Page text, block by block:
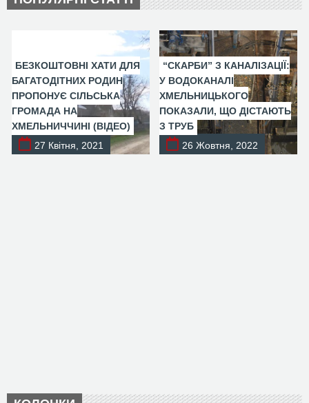
БЕЗКОШТОВНІ ХАТИ ДЛЯ
БАГАТОДІТНИХ РОДИН
ПРОПОНУЄ СІЛЬСЬКА
ГРОМАДА НА
ХМЕЛЬНИЧЧИНІ (ВІДЕО)
27 Квітня, 2021
“СКАРБИ” З КАНАЛІЗАЦІЇ:
У ВОДОКАНАЛІ
ХМЕЛЬНИЦЬКОГО
ПОКАЗАЛИ, ЩО ДІСТАЮТЬ
З ТРУБ
26 Жовтня, 2022